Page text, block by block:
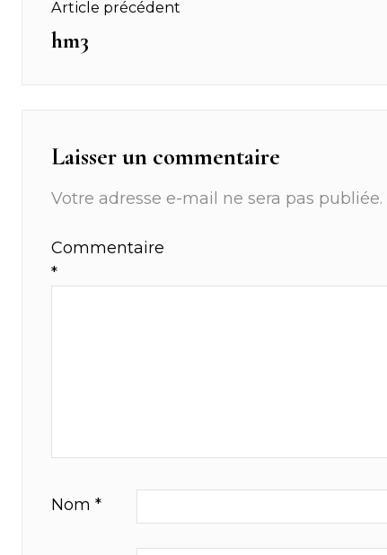
de
Article précédent
Previous
hm3
Laisser un commentaire
Votre adresse e-mail ne sera pas publiée.
Commentaire
*
Nom*